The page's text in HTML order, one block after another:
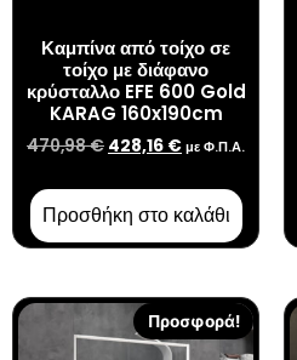
Καμπίνα από τοίχο σε
τοίχο με διάφανο
κρύσταλλο EFE 600 Gold
KARAG 160x190cm
470,98€ 428,16 €με Φ.Π.Α.
Προσθήκη στο καλάθι
Προσφορά!